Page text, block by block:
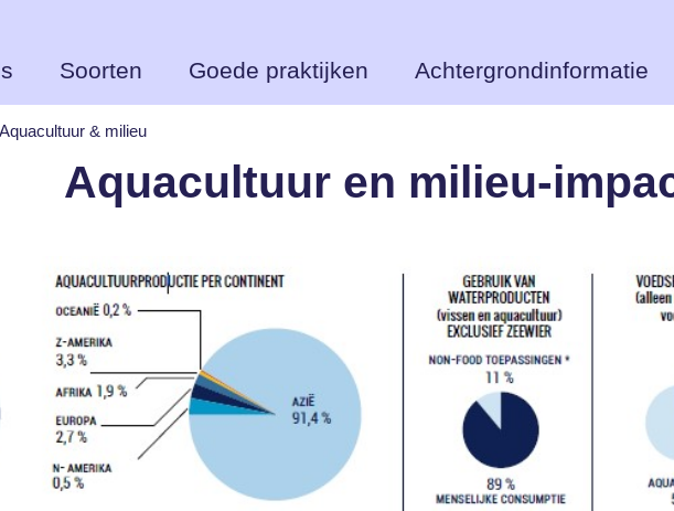
Soorten Goede praktijken Achtergrondinformatie
Aquacultuur & milieu
Aquacultuur en milieu-